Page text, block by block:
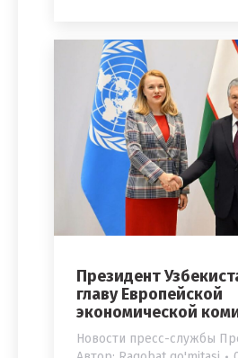
Президент
главу Европейской
экономической
Новости пресс-службы